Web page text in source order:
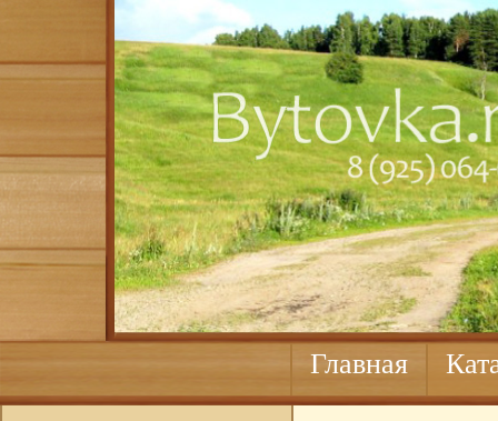
Главная